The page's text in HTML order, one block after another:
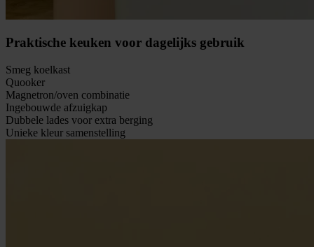
Praktische keuken voor dagelijks gebruik
Smeg koelkast
Quooker
Magnetron/oven combinatie
Ingebouwde afzuigkap
Dubbele lades voor extra berging
Unieke kleur samenstelling